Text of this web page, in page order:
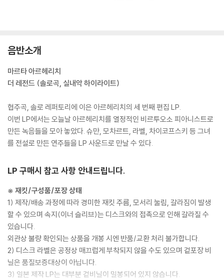
음반소개
마르타 아르헤리치
더 레전드 (솔로곡, 실내악 하이라이트)
협주곡, 솔로 레퍼토리에 이은 아르헤리치의 세 번째 편집 LP.
이번 LP에서는 오늘날 아르헤리치를 열정적인 비르투오소 피아니스트로
만든 녹음들을 모아 놓았다. 슈만, 모차르트, 라벨, 차이코프스키 등 그녀
를 전설로 만든 연주들을 LP 사운드로 만날 수 있다.
LP 구매시 참고 사항 안내드립니다.
※ 재킷/구성품/포장 상태
1) 제작/배송 과정에 따라 경미한 재킷 주름, 모서리 눌림, 갈라짐이 발생
할 수 있으며 속지(이너 슬리브)는 디스크와의 접촉으로 인해 갈라질 수
있습니다.
외관상 불량 확인되는 상품을 개봉 시엔 반품/교환 처리 불가합니다.
2) 디스크 라벨은 공정상 매끄럽게 부착되지 않을 수도 있으며 겉포장 비
닐은 품질보증대상이 아닙니다.
3) 일본 제작 LP는 대부분 겉비닐이 밀봉되어 있지 않습니다.